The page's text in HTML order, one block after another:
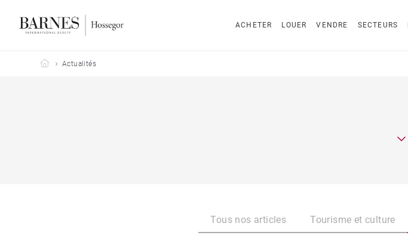
ACHETER LOUER VENDRE SECTEURS
Barnes Hossegor
Actualités
Tous nos articles Tourisme et culture